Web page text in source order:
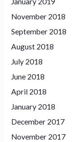
November 2018
September 2018
August 2018
July 2018
June 2018
April 2018
January 2018
December 2017
November 2017